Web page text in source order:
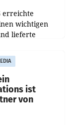
erreichte
wichtigen
lieferte
das Ergebnis
2025 mehr als
ist
von